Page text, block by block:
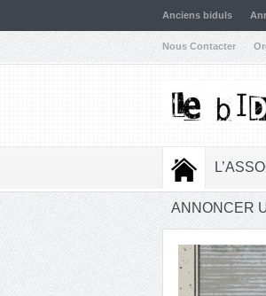
Anciens biduls
Nous Contacter
ANNONCER